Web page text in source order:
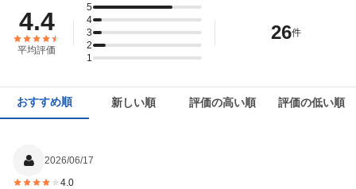
この店舗でレンタカーを探す
4.4
平均評価
5
4
3
2
1
26件
おすすめ順 新しい順 評価の高い順 評価の低い順
2026/06/17
4.0